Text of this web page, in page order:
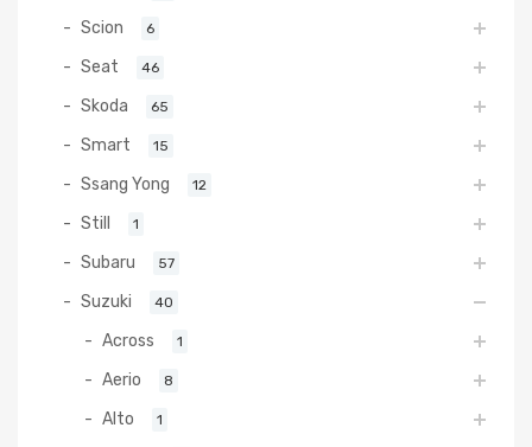
Scion 6
Seat 46
Skoda 65
Smart 15
Ssang Yong 12
Still 1
Subaru 57
Suzuki 40
Across 1
Aerio 8
Alto 1